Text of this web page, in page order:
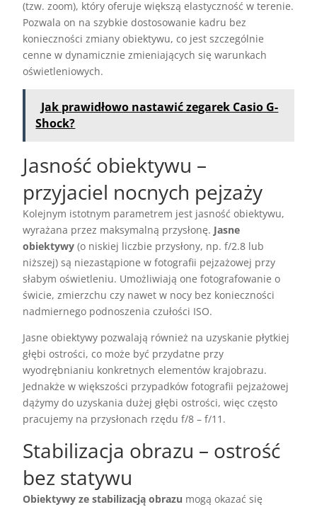
(tzw. zoom), który oferuje większą elastyczność w terenie.
Pozwala on na szybkie dostosowanie kadru bez
konieczności zmiany obiektywu, co jest szczególnie
cenne w dynamicznie zmieniających się warunkach
oświetleniowych.
Jak prawidłowo nastawić zegarek Casio G-
Shock?
Jasność obiektywu –
przyjaciel nocnych pejzaży
Kolejnym istotnym parametrem jest jasność obiektywu,
wyrażana przez maksymalną przysłonę. Jasne
obiektywy (o niskiej liczbie przysłony, np. f/2.8 lub
niższej) są niezastąpione w fotografii pejzażowej przy
słabym oświetleniu. Umożliwiają one fotografowanie o
świcie, zmierzchu czy nawet w nocy bez konieczności
nadmiernego podnoszenia czułości ISO.
Jasne obiektywy pozwalają również na uzyskanie płytkiej
głębi ostrości, co może być przydatne przy
wyodrębnianiu konkretnych elementów krajobrazu.
Jednakże w większości przypadków fotografii pejzażowej
dążymy do uzyskania dużej głębi ostrości, więc często
pracujemy na przysłonach rzędu f/8 – f/11.
Stabilizacja obrazu – ostrość
bez statywu
Obiektywy ze stabilizacją obrazu mogą okazać się